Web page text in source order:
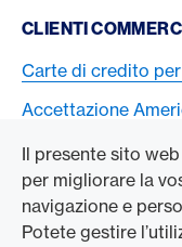
Il presente sito
per migliorare la
navigazione e
Potete gestire
CLIENTI
Carte di credito
Accettazione
L’AZIENDA
Swisscard AECS